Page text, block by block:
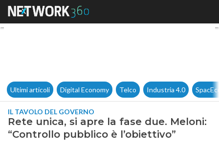
Rete unica, si apre la fase
Ultimi articoli Digital Economy Telco Industria 4.0
IL TAVOLO DEL GOVERNO
Rete unica, si apre la fase due. Meloni:
“Controllo pubblico è l’obiettivo”